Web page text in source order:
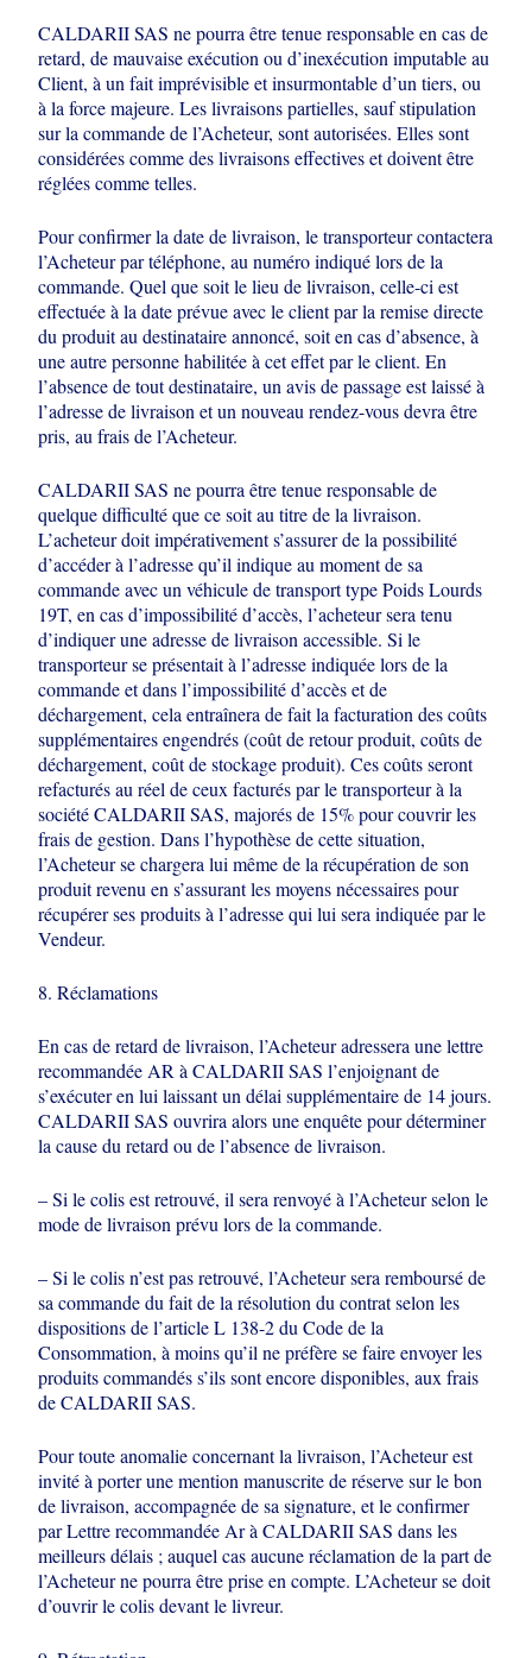
CALDARII SAS ne pourra être tenue responsable en cas de
retard, de mauvaiseexécution ou d’inexécution imputable au
Client, à un fait imprévisible etinsurmontable d’un tiers, ou
à la force majeure. Les livraisons partielles, saufstipulation
sur la commande de l’Acheteur, sont autorisées. Elles sont
considéréescomme des livraisons effectives et doivent être
réglées comme telles.
Pour confirmer la date de livraison, le transporteur contactera
l’Acheteur partéléphone, au numéro indiqué lors de la
commande. Quel que soit le lieu delivraison, celle-ci est
effectuée à la date prévue avec le client par la remise directe
du produit au destinataire annoncé, soit en cas d’absence, à
une autre personnehabilitée à cet effet par le client. En
l’absence de tout destinataire, un avis depassage est laissé à
l’adresse de livraison et un nouveau rendez-vous devra être
pris, au frais de l’Acheteur.
CALDARII SAS ne pourra être tenue responsable de
quelque difficulté que ce soitau titre de la livraison.
L’acheteur doit impérativement s’assurer de la possibilité
d’accéder à l’adresse qu’il indique au moment de sa
commande avec un véhiculede transport type Poids Lourds
19T, en cas d’impossibilité d’accès, l’acheteur seratenu
d’indiquer une adresse de livraison accessible. Si le
transporteur se présentaità l’adresse indiquée lors de la
commande et dans l’impossibilité d’accès et de
déchargement, cela entraînera de fait la facturation des coûts
supplémentairesengendrés (coût de retour produit, coûts de
déchargement, coût de stockageproduit). Ces coûts seront
refacturés au réel de ceux facturés par le transporteur àla
société CALDARII SAS, majorés de 15% pour couvrir les
frais de gestion. Dansl’hypothèse de cette situation,
l’Acheteur se chargera lui même de la récupérationde son
produit revenu en s’assurant les moyens nécessaires pour
récupérer sesproduits à l’adresse qui lui sera indiquée par le
Vendeur.
8. Réclamations
En cas de retard de livraison, l’Acheteur adressera une lettre
recommandée AR àCALDARII SAS l’enjoignant de
s’exécuter en lui laissant un délai supplémentaire de 14 jours.
CALDARII SAS ouvrira alors une enquête pour déterminer
la cause duretard ou de l’absence de livraison.
– Si le colis est retrouvé, il sera renvoyé à l’Acheteur selon le
mode de livraisonprévu lors de la commande.
– Si le colis n’est pas retrouvé, l’Acheteur sera remboursé de
sa commande du faitde la résolution du contrat selon les
dispositions de l’article L 138-2 du Code de la
Consommation, à moins qu’il ne préfère se faire envoyer les
produits commandéss’ils sont encore disponibles, aux frais
de CALDARII SAS.
Pour toute anomalie concernant la livraison, l’Acheteur est
invité à porter unemention manuscrite de réserve sur le bon
de livraison, accompagnée de sasignature, et le confirmer
par Lettre recommandée Ar à CALDARII SAS dans les
meilleurs délais ; auquel cas aucune réclamation de la part de
l’Acheteur ne pourraêtre prise en compte. L’Acheteur se doit
d’ouvrir le colis devant le livreur.